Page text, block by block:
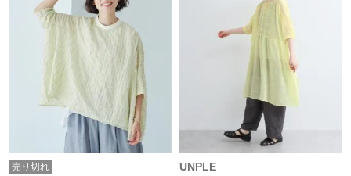
売り切れ
UNPLE